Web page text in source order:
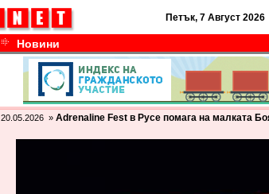
Петък, 7 Август 2026
Новини
20.05.2026 » Adrenaline Fest в Русе помага на малката